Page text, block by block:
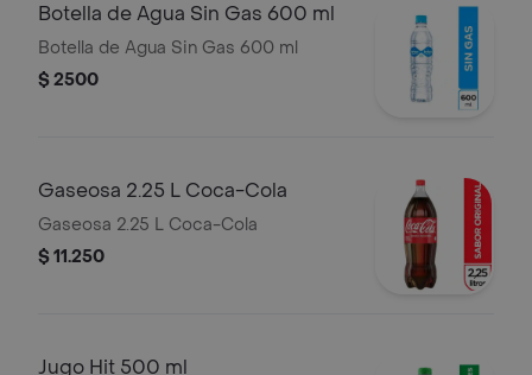
Botella de Agua Sin Gas 600 ml
Botella de Agua Sin Gas 600 ml
$ 2500
Gaseosa 2.25 L Coca-Cola
Gaseosa 2.25 L Coca-Cola
$ 11.250
Jugo Hit 500 ml